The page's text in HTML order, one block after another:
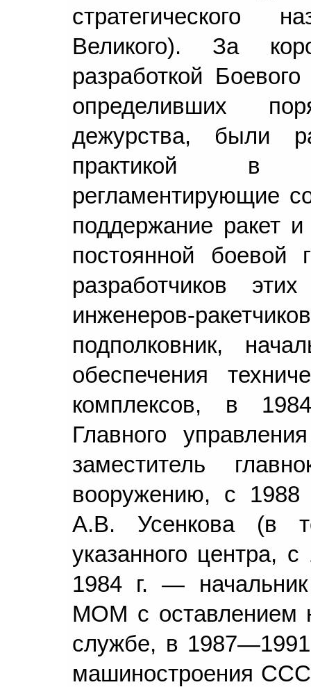
стратегического
Великого). За
разработкой
определивших
дежурства, были
практикой в
регламентирующие
поддержание ракет
постоянной боевой
разработчиков
инженеров-
подполковник,
обеспечения
комплексов, в
Главного
заместитель
вооружению, с 1988
А.В. Усенкова (в
указанного центра,
1984 г. — начальник
МОМ с оставлением
службе, в
машиностроения